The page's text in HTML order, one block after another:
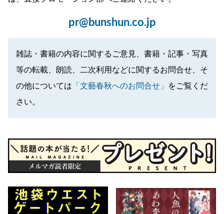
pr@bunshun.co.jp
雑誌・書籍の内容に関するご意見、書籍・記事・写真
等の転載、朗読、二次利用などに関するお問合せ、そ
の他については 「文藝春秋へのお問合せ」
をご覧くだ
さい。